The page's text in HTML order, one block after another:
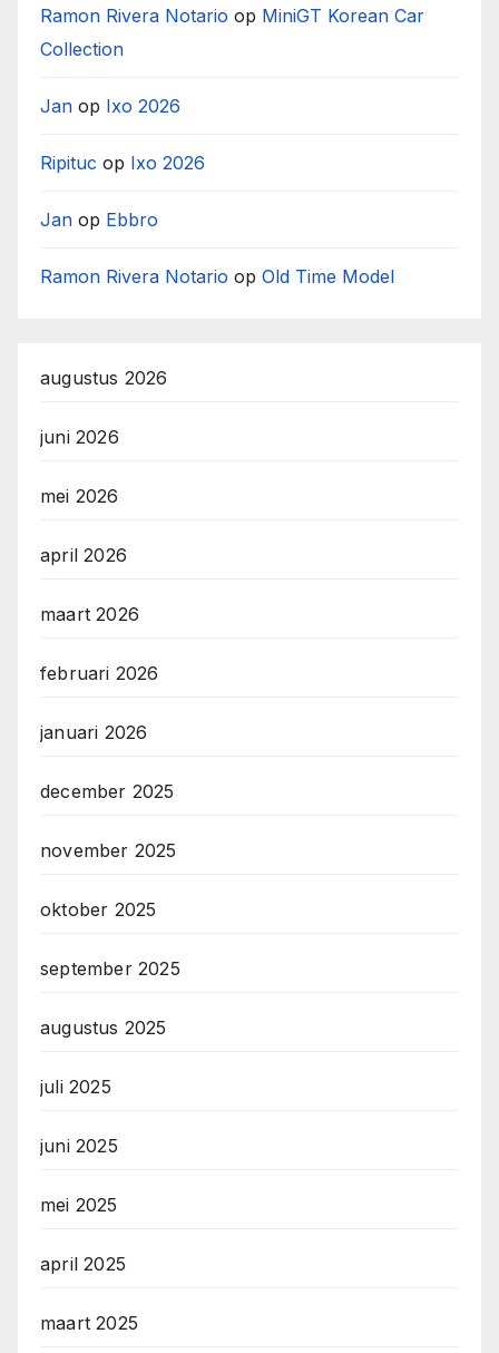
Ramon Rivera Notario op MiniGT Korean Car
Collection
Jan op Ixo 2026
Ripituc op Ixo 2026
Jan op Ebbro
Ramon Rivera Notario op Old Time Model
augustus 2026
juni 2026
mei 2026
april 2026
maart 2026
februari 2026
januari 2026
december 2025
november 2025
oktober 2025
september 2025
augustus 2025
juli 2025
juni 2025
mei 2025
april 2025
maart 2025